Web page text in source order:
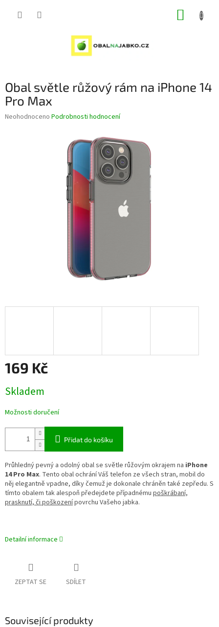
Obal světle růžový rám na iPhone 14
Pro Max
Průměrné
Neohodnoceno Podrobnosti hodnocení
169 Kč
cena:
Skladem
Možnosti doručení
Přidat do košíku
Průhledný pevný a odolný obal se světle růžovým okrajem na iPhone
14 Pro Max. Tento obal ochrání Váš telefon ze všech stran, mobil do
něj elegantně vpadne, díky čemuž je dokonale chráněn také zepředu. S
tímto obalem tak alespoň předejdete případnému poškrábaní,
prasknutí, či poškozenípovrchu Vašeho jabka.
Detailní informace
ZEPTAT SE SDÍLET
Související produkty